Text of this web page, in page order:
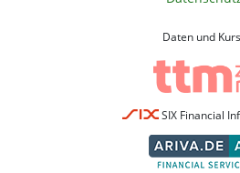
Daten und
SIX Financial